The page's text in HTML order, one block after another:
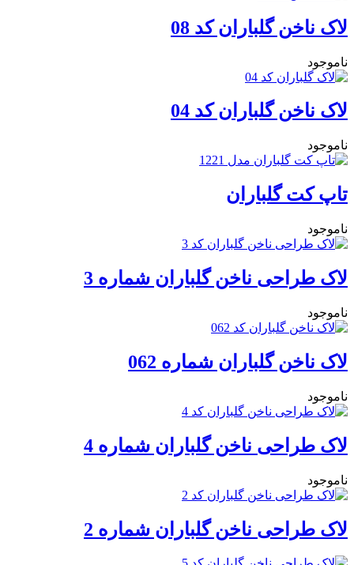
لاک ناخن گلباران کد 08
ناموجود
لاک ناخن گلباران کد 04
ناموجود
تاپ کت گلباران
ناموجود
لاک طراحی ناخن گلباران شماره 3
ناموجود
لاک ناخن گلباران شماره 062
ناموجود
لاک طراحی ناخن گلباران شماره 4
ناموجود
لاک طراحی ناخن گلباران شماره 2